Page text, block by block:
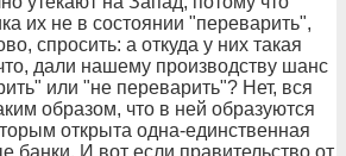
их не в состоянии "переварить",
спросить: а откуда у них такая
дали нашему производству шанс
или "не переварить"? Нет, вся
образом, что в ней образуются
открыта одна-единственная
банки. И вот если правительство от